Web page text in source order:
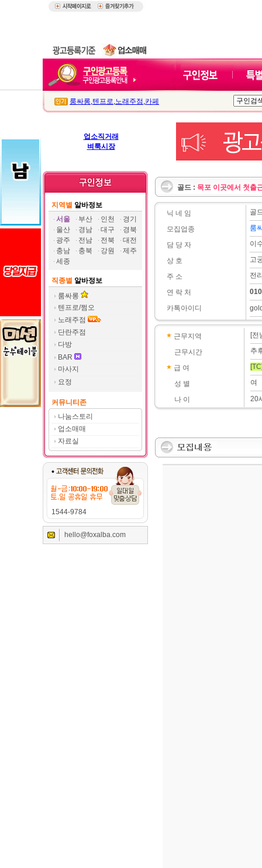
룸싸롱,텐프로,노래주점 ,카페
업소직거래
벼룩시장
지역별 알바정보
서울
부산 인천
경기
울산
경남 대구
경북
광주
전남 전북
대전
충남
충북 강원
제주
세종
직종별 알바정보
룸싸롱
텐프로/쩜오
노래주점
단란주점
다방
BAR
마사지
요정
커뮤니티존
나눔스토리
업소매매
자료실
1544-9784
hello@foxalba.com
골드 : 목포 이곳에서 첫출
닉 네 임
모집업종
담 당 자
상 호
주 소
연 락 처
카톡아이디
골
룸
이
고
전
근무지역
근무시간
급 여
성 별
나 이
[전
추
여
20